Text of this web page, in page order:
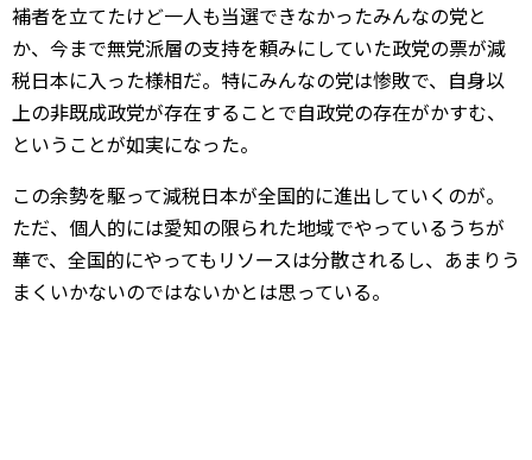
補者を立てたけど一人も当選できなかったみんなの党と
か、今まで無党派層の支持を頼みにしていた政党の票が減
税日本に入った様相だ。特にみんなの党は惨敗で、自身以
上の非既成政党が存在することで自政党の存在がかすむ、
ということが如実になった。
この余勢を駆って減税日本が全国的に進出していくのが。
ただ、個人的には愛知の限られた地域でやっているうちが
華で、全国的にやってもリソースは分散されるし、あまりう
まくいかないのではないかとは思っている。